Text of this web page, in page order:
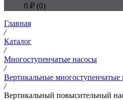
0 ₽ (0)
Главная
/
Каталог
/
Многоступенчатые насосы
/
Вертикальные многоступенчатые
/
Вертикальный повысительный